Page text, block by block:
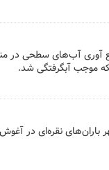
آب‌های سطحی در
موجب آبگرفتگی شد.
نقره‌ای در آغوش